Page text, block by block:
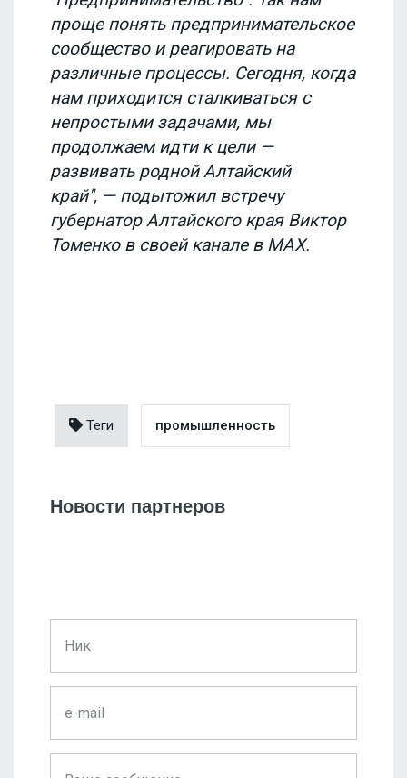
проще понять предпринимательское
сообщество и реагировать на
различные процессы. Сегодня, когда
нам приходится сталкиваться с
непростыми задачами, мы
продолжаем идти к цели —
развивать родной Алтайский
край", — подытожил встречу
губернатор Алтайского края Виктор
Томенко в своей канале в MAX.
Теги промышленность
Новости партнеров